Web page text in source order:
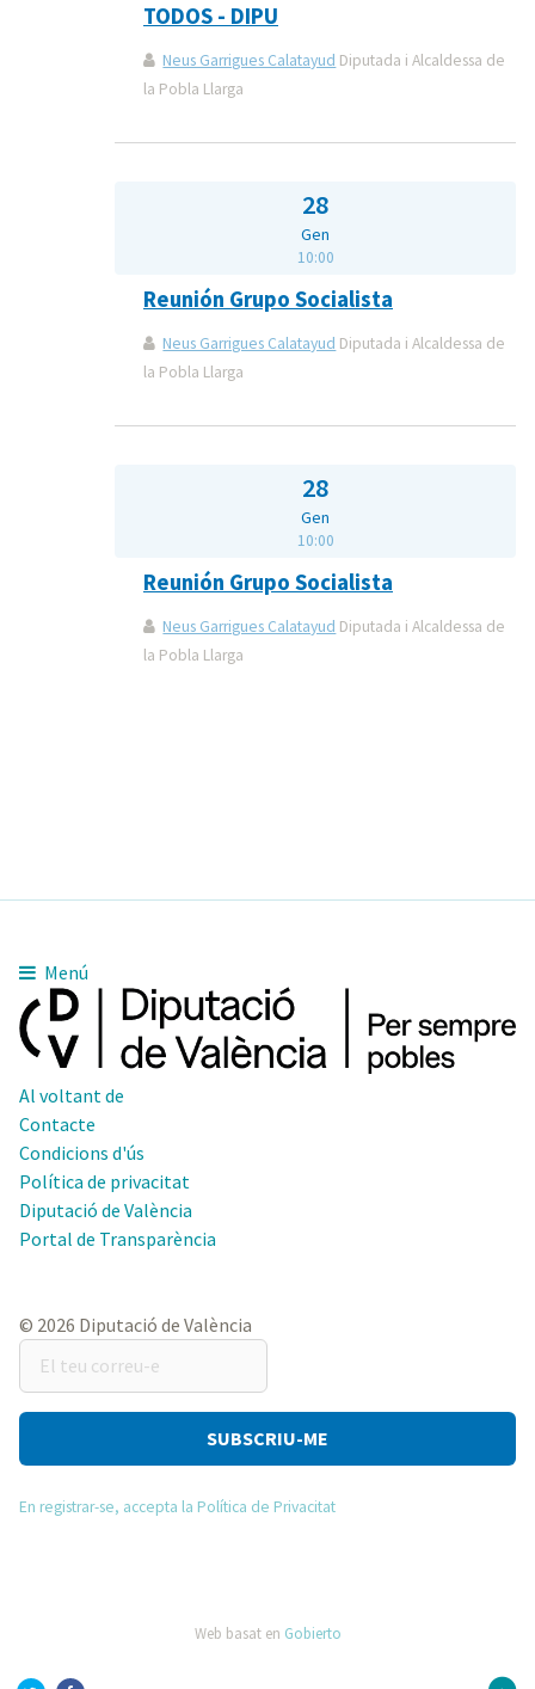
TODOS - DIPU
Neus Garrigues Calatayud Diputada i Alcaldessa de
la Pobla Llarga
28
Gen
10:00
Reunión Grupo Socialista
Neus Garrigues Calatayud Diputada i Alcaldessa de
la Pobla Llarga
28
Gen
10:00
Reunión Grupo Socialista
Neus Garrigues Calatayud Diputada i Alcaldessa de
la Pobla Llarga
Menú
Al voltant de
Contacte
Condicions d'ús
Política de privacitat
Diputació de València
Portal de Transparència
© 2026 Diputació de València
El
teu
correu-
En registrar-se, accepta la Política de Privacitat
Web basat en Gobierto